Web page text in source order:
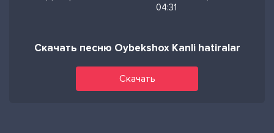
04:31
Скачать песню Oybekshox Kanli hatiralar
Скачать